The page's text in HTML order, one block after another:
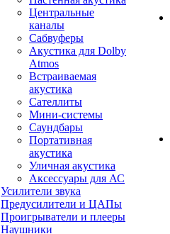
Центральные
каналы
Сабвуферы
Акустика для Dolby
Atmos
Встраиваемая
акустика
Сателлиты
Мини-системы
Саундбары
Портативная
акустика
Уличная акустика
Аксессуары для АС
Усилители звука
Предусилители и ЦАПы
Проигрыватели и плееры
Наушники